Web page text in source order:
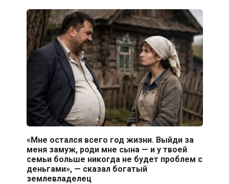
«Мне остался всего год жизни. Выйди за
меня замуж, роди мне сына — и у твоей
семьи больше никогда не будет проблем с
деньгами», — сказал богатый
землевладелец